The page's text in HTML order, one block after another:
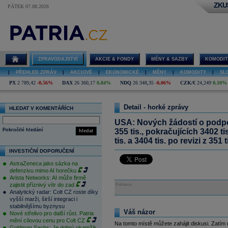
PÁTEK 07.08.2026
ZPRAVODAJSTVÍ AKCIE & FONDY MĚNY & SAZBY
PŘEHLED ZPRÁV AKCIOVÉ EKONOMICKÉ MĚNY KOMODITY
PX 2 789,42 -0,56% DAX 26 360,17 0,84% NDQ 26 348,35 -0,06% CZK/€ 24,249 0,10%
HLEDAT V KOMENTÁŘÍCH
hledat
Pokročilé hledání
INVESTIČNÍ DOPORUČENÍ
AstraZeneca jako sázka na
defenzivu mimo AI horečku
Arista Networks: AI může firmě
zajistit příznivý vítr do zad
Analytický radar: Colt CZ roste díky
vyšší marži, širší integraci i
stabilnějšímu byznysu
Nové střelivo pro další růst. Patria
mění cílovou cenu pro Colt CZ
Detail - horké zprávy
USA: Nových žádostí o
355 tis., pokračujících 3402
tis. a 3404 tis. po revizi z 351
Reklama
Váš názor
Na tomto místě můžete zahájit diskusi.